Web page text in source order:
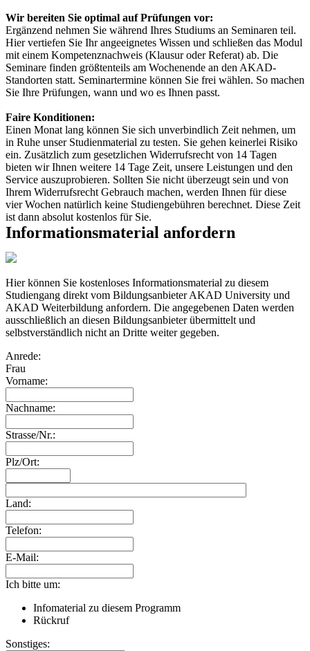
Wir bereiten Sie optimal auf Prüfungen vor:
Ergänzend nehmen Sie während Ihres Studiums an Seminaren teil.
Hier vertiefen Sie Ihr angeeignetes Wissen und schließen das Modul
mit einem Kompetenznachweis (Klausur oder Referat) ab. Die
Seminare finden größtenteils am Wochenende an den AKAD-
Standorten statt. Seminartermine können Sie frei wählen. So machen
Sie Ihre Prüfungen, wann und wo es Ihnen passt.
Faire Konditionen:
Einen Monat lang können Sie sich unverbindlich Zeit nehmen, um
in Ruhe unser Studienmaterial zu testen. Sie gehen keinerlei Risiko
ein. Zusätzlich zum gesetzlichen Widerrufsrecht von 14 Tagen
bieten wir Ihnen weitere 14 Tage Zeit, unsere Leistungen und den
Service auszuprobieren. Sollten Sie nicht überzeugt sein und von
Ihrem Widerrufsrecht Gebrauch machen, werden Ihnen für diese
vier Wochen natürlich keine Studiengebühren berechnet. Diese Zeit
ist dann absolut kostenlos für Sie.
Informationsmaterial anfordern
Hier können Sie kostenloses Informationsmaterial zu diesem
Studiengang direkt vom Bildungsanbieter AKAD University und
AKAD Weiterbildung anfordern. Die angegebenen Daten werden
ausschließlich an diesen Bildungsanbieter übermittelt und
selbstverständlich nicht an Dritte weiter gegeben.
Anrede:
Frau
Vorname:
Nachname:
Strasse/Nr.:
Plz/Ort:
Land:
Telefon:
E-Mail:
Ich bitte um:
Infomaterial zu diesem Programm
Rückruf
Sonstiges: